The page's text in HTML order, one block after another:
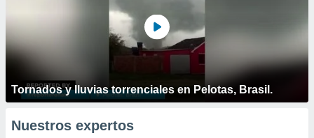
Tornados y lluvias torrenciales en Pelotas, Brasil.
Nuestros expertos